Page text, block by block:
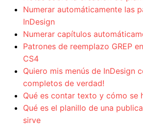
Numerar automáticamente las
InDesign
Numerar capítulos
Patrones de reemplazo GREP
CS4
Quiero mis menús de InDesign
completos de verdad!
Qué es contar texto y cómo se
Qué es el planillo de una
sirve